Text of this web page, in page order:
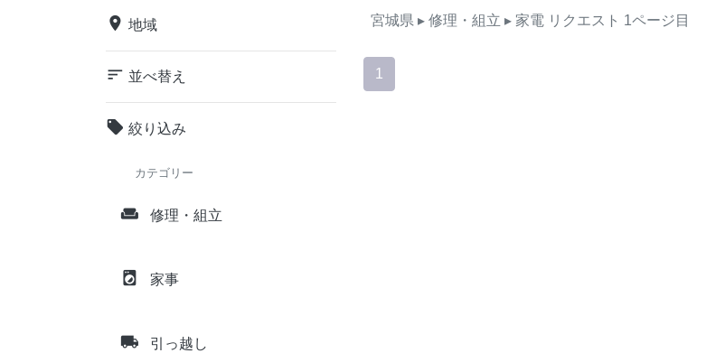
place 地域
sort 並べ替え
local_offer 絞り込み
カテゴリー
weekend 修理・組立
local_laundry_service 家事
local_shipping 引っ越し
宮城県 ▸ 修理・組立 ▸ 家電 リクエスト 1ページ目
1